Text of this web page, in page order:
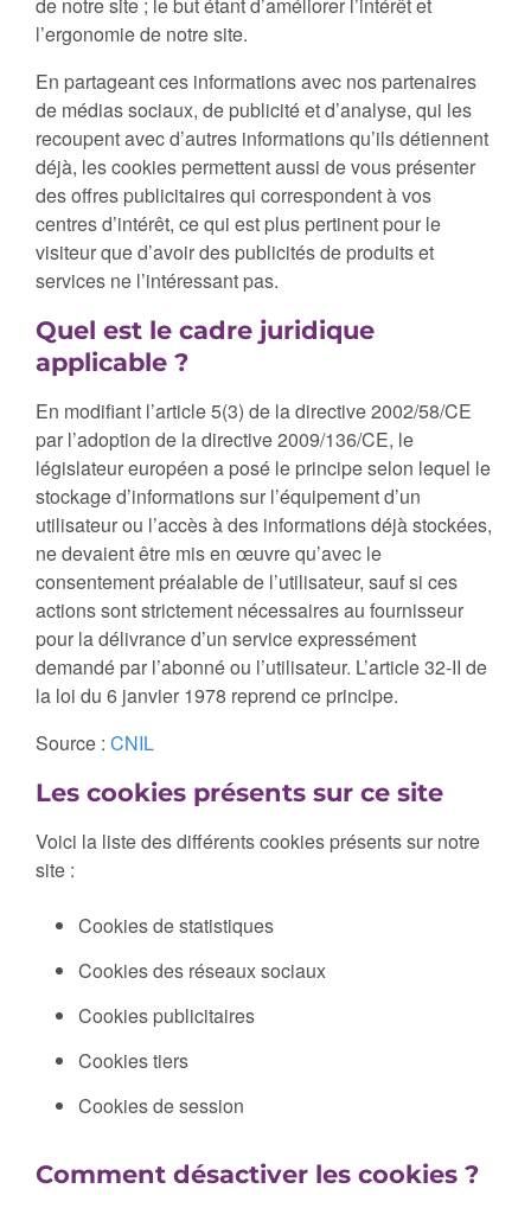
l’ergonomie de notre site.
En partageant ces informations avec nos partenaires
de médias sociaux, de publicité et d’analyse, qui les
recoupent avec d’autres informations qu’ils détiennent
déjà, les cookies permettent aussi de vous présenter
des offres publicitaires qui correspondent à vos
centres d’intérêt, ce qui est plus pertinent pour le
visiteur que d’avoir des publicités de produits et
services ne l’intéressant pas.
Quel est le cadre juridique
applicable ?
En modifiant l’article 5(3) de la directive 2002/58/CE
par l’adoption de la directive 2009/136/CE, le
législateur européen a posé le principe selon lequel le
stockage d’informations sur l’équipement d’un
utilisateur ou l’accès à des informations déjà stockées,
ne devaient être mis en œuvre qu’avec le
consentement préalable de l’utilisateur, sauf si ces
actions sont strictement nécessaires au fournisseur
pour la délivrance d’un service expressément
demandé par l’abonné ou l’utilisateur. L’article 32-II de
la loi du 6 janvier 1978 reprend ce principe.
Source : CNIL
Les cookies présents sur ce site
Voici la liste des différents cookies présents sur notre
site :
Cookies de statistiques
Cookies des réseaux sociaux
Cookies publicitaires
Cookies tiers
Cookies de session
Comment désactiver les cookies ?